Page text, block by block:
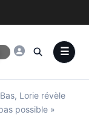
Lorie révèle
possible »